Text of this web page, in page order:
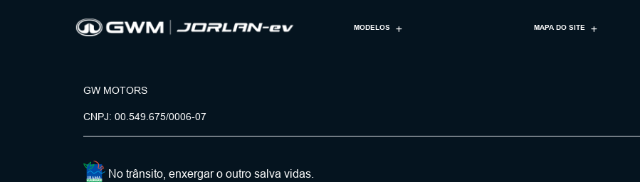
MODELOS MAPA DO SITE
GW MOTORS
CNPJ: 00.549.675/0006-07
No trânsito, enxergar o outro salva vidas.